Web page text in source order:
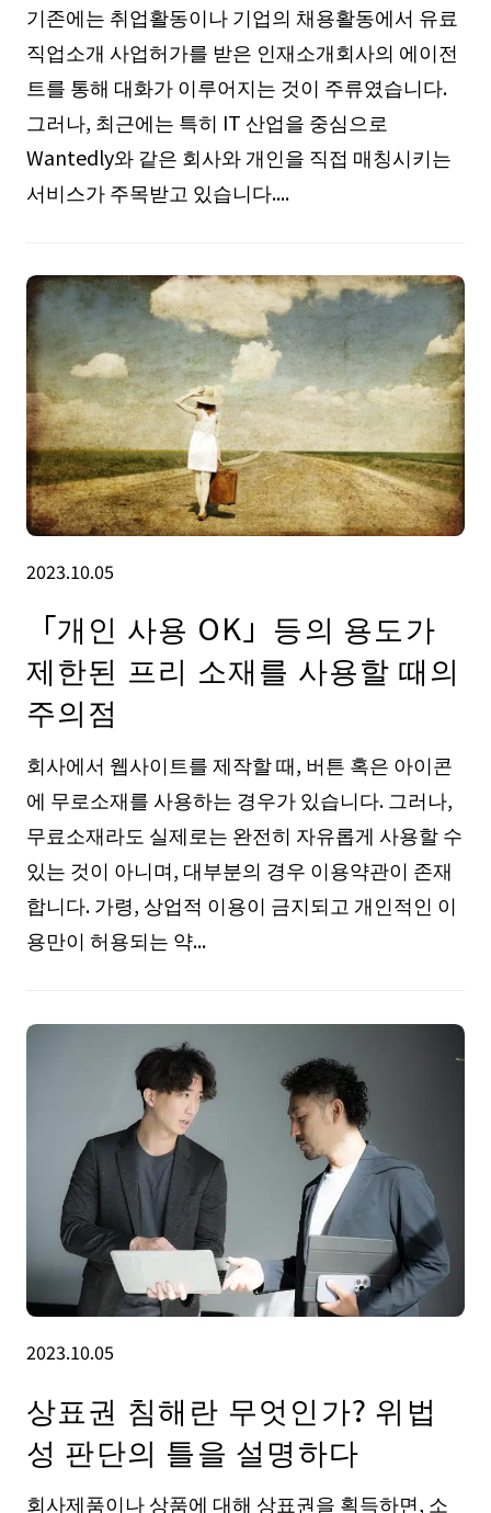
기존에는 취업활동이나 기업의 채용활동에서 유료
직업소개 사업허가를 받은 인재소개회사의 에이전
트를 통해 대화가 이루어지는 것이 주류였습니다.
그러나, 최근에는 특히 IT 산업을 중심으로
Wantedly와 같은 회사와 개인을 직접 매칭시키는
서비스가 주목받고 있습니다....
2023.10.05
「개인 사용 OK」등의 용도가
제한된 프리 소재를 사용할 때의
주의점
회사에서 웹사이트를 제작할 때, 버튼 혹은 아이콘
에 무로소재를 사용하는 경우가 있습니다. 그러나,
무료소재라도 실제로는 완전히 자유롭게 사용할 수
있는 것이 아니며, 대부분의 경우 이용약관이 존재
합니다. 가령, 상업적 이용이 금지되고 개인적인 이
용만이 허용되는 약...
2023.10.05
상표권 침해란 무엇인가? 위법
성 판단의 틀을 설명하다
회사제품이나 상품에 대해 상표권을 획득하면, 소